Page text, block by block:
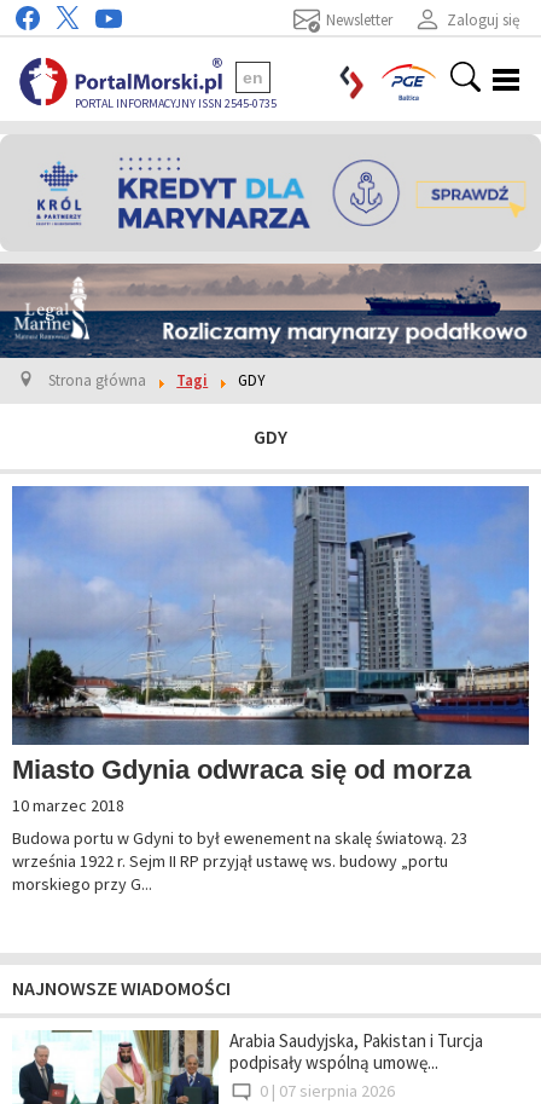
Zaloguj się
Newsletter
PORTAL INFORMACYJNY ISSN 2545-0735
en
Strona główna Tagi GDY
GDY
Miasto Gdynia odwraca się od morza
10 marzec 2018
Budowa portu w Gdyni to był ewenement na skalę światową. 23
września 1922 r. Sejm II RP przyjął ustawę ws. budowy „portu
morskiego przy G...
NAJNOWSZE WIADOMOŚCI
Arabia Saudyjska, Pakistan i Turcja
podpisały wspólną umowę...
0 | 07 sierpnia 2026